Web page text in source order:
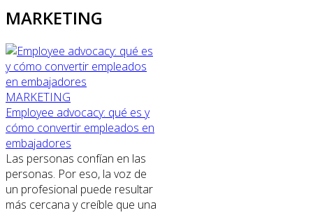
MARKETING
MARKETING
Employee advocacy: qué es y
cómo convertir empleados en
embajadores
Las personas confían en las
personas. Por eso, la voz de
un profesional puede resultar
más cercana y creíble que una